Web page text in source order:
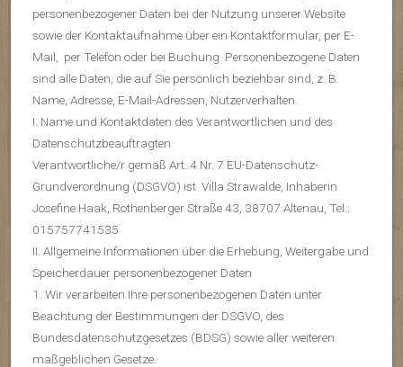
personenbezogener Daten bei der Nutzung unserer Website
sowie der Kontaktaufnahme über ein Kontaktformular, per E-
Mail, per Telefon oder bei Buchung. Personenbezogene Daten
sind alle Daten, die auf Sie persönlich beziehbar sind, z. B.
Name, Adresse, E-Mail-Adressen, Nutzerverhalten.
I. Name und Kontaktdaten des Verantwortlichen und des
Datenschutzbeauftragten
Verantwortliche/r gemäß Art. 4 Nr. 7 EU-Datenschutz-
Grundverordnung (DSGVO) ist Villa Strawalde, Inhaberin
Josefine Haak, Rothenberger Straße 43, 38707 Altenau, Tel.:
015757741535
II. Allgemeine Informationen über die Erhebung, Weitergabe und
Speicherdauer personenbezogener Daten
1. Wir verarbeiten Ihre personenbezogenen Daten unter
Beachtung der Bestimmungen der DSGVO, des
Bundesdatenschutzgesetzes (BDSG) sowie aller weiteren
maßgeblichen Gesetze.